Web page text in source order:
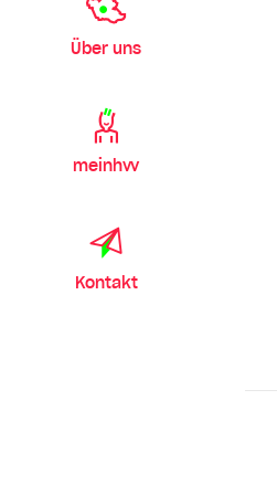
Über uns
meinhvv
Kontakt